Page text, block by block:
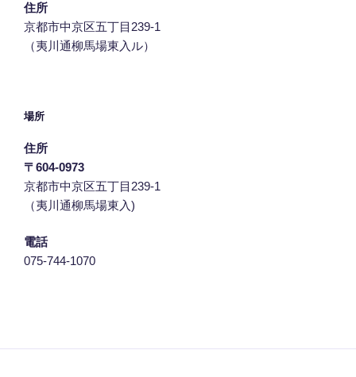
住所
京都市中京区五丁目239‐1
（夷川通柳馬場東入ル）
場所
住所
〒604-0973
京都市中京区五丁目239‐1
（夷川通柳馬場東入)
電話
075-744-1070